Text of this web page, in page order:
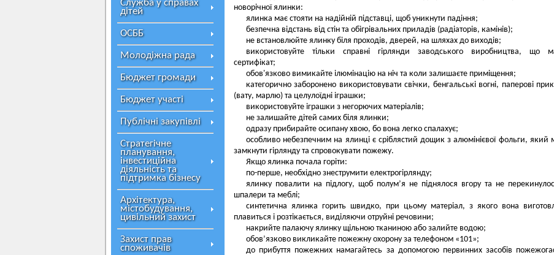
Служба у справах
дітей
ОСББ
Молодіжна рада
Бюджет громади
Бюджет участі
Публічні закупівлі
Стратегічне
планування,
інвестиційна
діяльність та
підтримка бізнесу
Архітектура,
містобудування,
цивільний захист
Захист прав
споживачів
новорічної ялинки:
ялинка має стояти на надійній підставці, щоб уникнути падіння;
безпечна відстань від стін та обігрівальних приладів (радіаторів, камінів);
не встановлюйте ялинку біля проходів, дверей, на шляхах до виходів;
використовуйте тільки справні гірлянди заводського виробництва, що
сертифікат;
обов'язково вимикайте ілюмінацію на ніч та коли залишаєте приміщення;
категорично заборонено використовувати свічки, бенгальські вогні, паперові
(вату, марлю) та целулоїдні іграшки;
використовуйте іграшки з негорючих матеріалів;
не залишайте дітей самих біля ялинки;
одразу прибирайте осипану хвою, бо вона легко спалахує;
особливо небезпечним на ялинці є сріблястий дощик з алюмінієвої фольги, який
замкнути гірлянду та спровокувати пожежу.
Якщо ялинка почала горіти:
по-перше, необхідно знеструмити електрогірлянду;
ялинку повалити на підлогу, щоб полум’я не піднялося вгору та не
шпалери та меблі;
синтетична ялинка горить швидко, при цьому матеріал, з якого вона
плавиться і розтікається, виділяючи отруйні речовини;
накрийте палаючу ялинку щільною тканиною або залийте водою;
обов’язково викликайте пожежну охорону за телефоном «101»;
до прибуття пожежних намагайтесь за допомогою первинних засобів